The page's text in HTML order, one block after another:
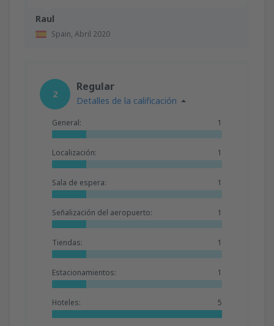
Raul
Spain, Abril 2020
2
Regular
Detalles de la calificación
General: 1
Localización: 1
Sala de espera: 1
Señalización del aeropuerto: 1
Tiendas: 1
Estacionamientos: 1
Hoteles: 5